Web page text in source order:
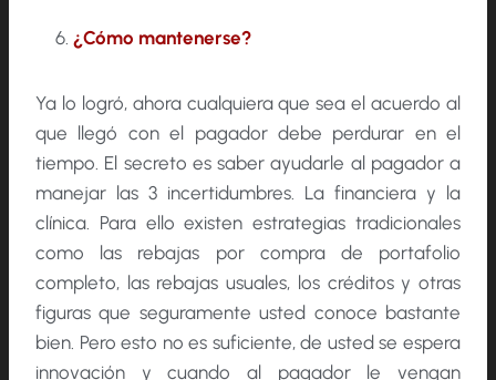
¿Cómo mantenerse?
Ya lo logró, ahora cualquiera que sea el acuerdo al
que llegó con el pagador debe perdurar en el
tiempo. El secreto es saber ayudarle al pagador a
manejar las 3 incertidumbres. La financiera y la
clínica. Para ello existen estrategias tradicionales
como las rebajas por compra de portafolio
completo, las rebajas usuales, los créditos y otras
figuras que seguramente usted conoce bastante
bien. Pero esto no es suficiente, de usted se espera
innovación y cuando al pagador le vengan